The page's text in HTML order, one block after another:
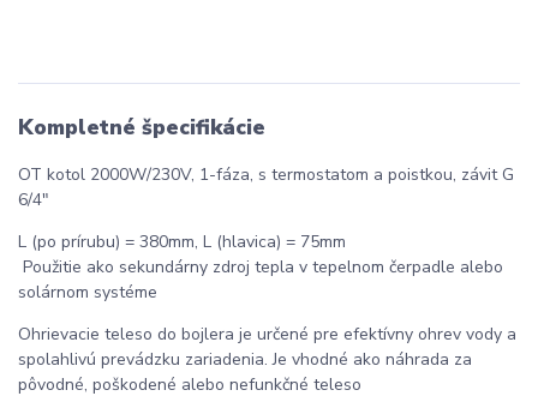
Kompletné špecifikácie
OT kotol 2000W/230V, 1-fáza, s termostatom a poistkou, závit G
6/4"
L (po prírubu) = 380mm, L (hlavica) = 75mm
Použitie ako sekundárny zdroj tepla v tepelnom čerpadle alebo
solárnom systéme
Ohrievacie teleso do bojlera je určené pre efektívny ohrev vody a
spolahlivú prevádzku zariadenia. Je vhodné ako náhrada za
pôvodné, poškodené alebo nefunkčné teleso